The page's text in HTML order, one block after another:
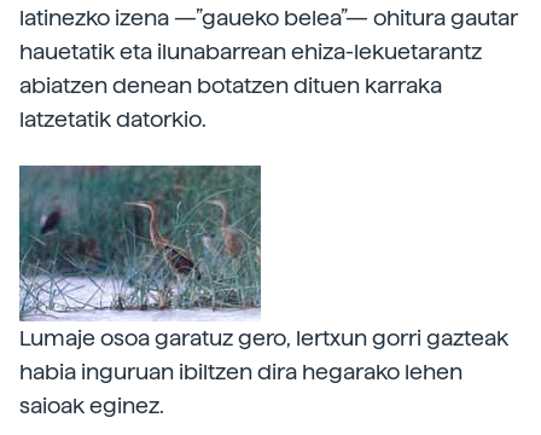
latinezko izena —”gaueko belea”— ohitura gautar
hauetatik eta ilunabarrean ehiza-lekuetarantz
abiatzen denean botatzen dituen karraka
latzetatik datorkio.
Lumaje osoa garatuz gero, lertxun gorri gazteak
habia inguruan ibiltzen dira hegarako lehen
saioak eginez.